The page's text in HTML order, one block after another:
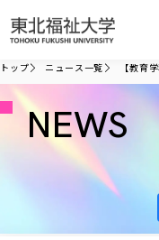
大学について
学部・大学院
トップ ニュース一覧 【教育
NEWS